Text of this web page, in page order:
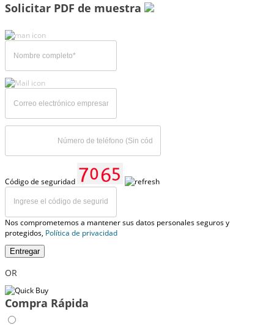
Solicitar PDF de muestra
Código de seguridad
Nos comprometemos a mantener sus datos personales seguros y
protegidos, Política de privacidad
Entregar
OR
Compra Rápida